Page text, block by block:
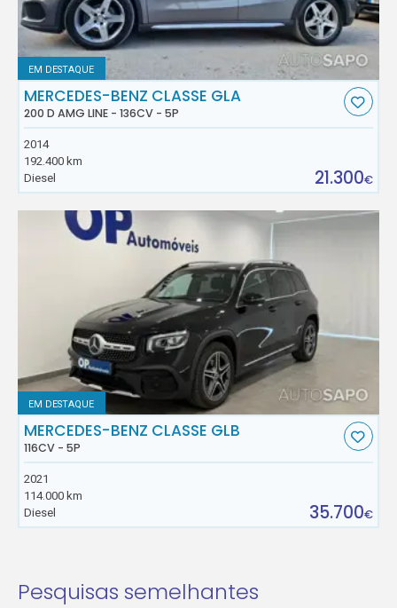
EM DESTAQUE
MERCEDES-BENZ CLASSE GLA
200 D AMG LINE - 136CV - 5P
2014
192.400 km
Diesel
21.300€
EM DESTAQUE
MERCEDES-BENZ CLASSE GLB
116CV - 5P
2021
114.000 km
Diesel
35.700€
Pesquisas semelhantes